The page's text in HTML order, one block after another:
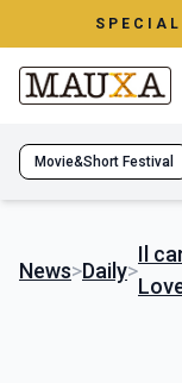
Movie&Short Festival
News>Daily>
Il